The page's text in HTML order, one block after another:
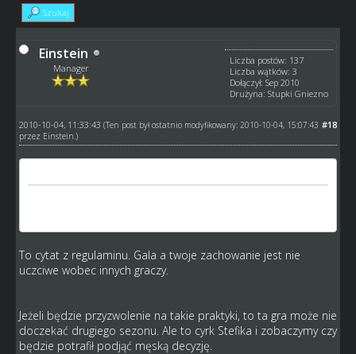
Szukaj
Einstein
Manager
Liczba postów: 137
Liczba wątków: 3
Dołączył: Sep 2010
Drużyna: Stupki Gniezno
#18
2010-10-04, 11:33:43 (Ten post był ostatnio modyfikowany: 2010-10-04, 15:07:43
przez Einstein .)
To cytat z regulaminu. Gala a twoje zachowanie jest nie
uczciwe wobec innych graczy.
Jeżeli będzie przyzwolenie na takie praktyki, to ta gra może nie
doczekać drugiego sezonu. Ale to cyrk Stefika i zobaczymy czy
będzie potrafił podjąć męską decyzję.